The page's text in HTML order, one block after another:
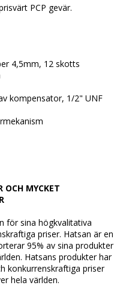
PCP gevär.
4,5mm, 12 skotts
kompensator, 1/2" UNF
OCH MYCKET
för sina högkvalitativa
priser. Hatsan är en
95% av sina produkter
Hatsans produkter har
konkurrenskraftiga priser
hela världen.